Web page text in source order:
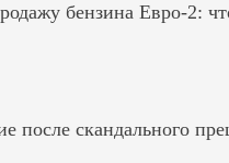
бензина Евро-2:
после скандального